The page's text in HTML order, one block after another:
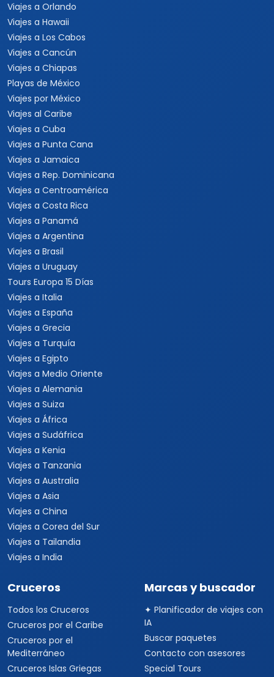
Viajes a Orlando
Viajes a Hawaii
Viajes a Los Cabos
Viajes a Cancún
Viajes a Chiapas
Playas de México
Viajes por México
Viajes al Caribe
Viajes a Cuba
Viajes a Punta Cana
Viajes a Jamaica
Viajes a Rep. Dominicana
Viajes a Centroamérica
Viajes a Costa Rica
Viajes a Panamá
Viajes a Argentina
Viajes a Brasil
Viajes a Uruguay
Tours Europa 15 Días
Viajes a Italia
Viajes a España
Viajes a Grecia
Viajes a Turquía
Viajes a Egipto
Viajes a Medio Oriente
Viajes a Alemania
Viajes a Suiza
Viajes a África
Viajes a Sudáfrica
Viajes a Kenia
Viajes a Tanzania
Viajes a Australia
Viajes a Asia
Viajes a China
Viajes a Corea del Sur
Viajes a Tailandia
Viajes a India
Cruceros
Todos los Cruceros
Cruceros por el Caribe
Cruceros por el
Mediterráneo
Cruceros Islas Griegas
Marcas y buscador
✦ Planificador de viajes con
IA
Buscar paquetes
Contacto con asesores
Special Tours